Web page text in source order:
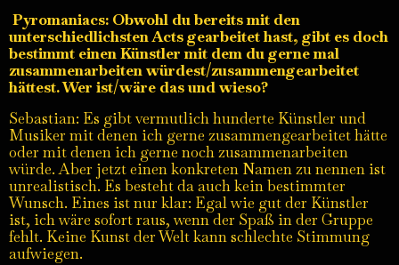
Pyromaniacs: Obwohl du bereits mit den
unterschiedlichsten Acts gearbeitet hast, gibt es doch
bestimmt einen Künstler mit dem du gerne mal
zusammenarbeiten würdest/zusammengearbeitet
hättest. Wer ist/wäre das und wieso?
Sebastian: Es gibt vermutlich hunderte Künstler und
Musiker mit denen ich gerne zusammengearbeitet hätte
oder mit denen ich gerne noch zusammenarbeiten
würde. Aber jetzt einen konkreten Namen zu nennen ist
unrealistisch. Es besteht da auch kein bestimmter
Wunsch. Eines ist nur klar: Egal wie gut der Künstler
ist, ich wäre sofort raus, wenn der Spaß in der Gruppe
fehlt. Keine Kunst der Welt kann schlechte Stimmung
aufwiegen.